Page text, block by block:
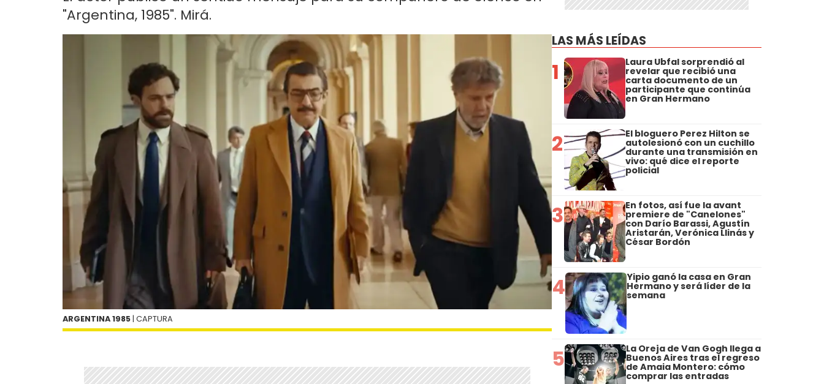
"Argentina, 1985". Mirá.
ARGENTINA 1985 | CAPTURA
LAS MÁS LEÍDAS
1 Laura Ubfal sorprendió al
revelar que recibió una
carta documento de un
participante que continúa
en Gran Hermano
2 El bloguero Perez Hilton se
autolesionó con un cuchillo
durante una transmisión en
vivo: qué dice el reporte
policial
3 En fotos, así fue la avant
premiere de "Canelones"
con Darío Barassi, Agustín
Aristarán, Verónica Llinás y
César Bordón
4 Yipio ganó la casa en Gran
Hermano y será líder de la
semana
5 La Oreja de Van Gogh llega a
Buenos Aires tras el regreso
de Amaia Montero: cómo
comprar las entradas